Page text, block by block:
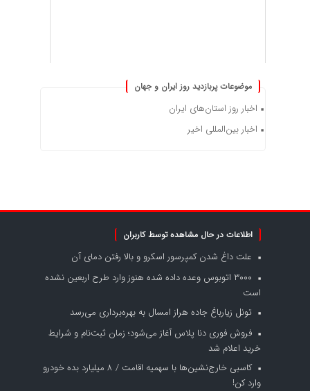
موضوعات پربازدید روز ایران و جهان
اخبار روز استان‌های ایران
اخبار بین‌المللی اخیر
اطلاعات در حال مشاهده توسط کاربران
علت داغ شدن کمپرسور اسکرو و بالا رفتن دمای آن
۳۰۰۰ اتوبوس وعده داده شده هنوز وارد طرح اربعین نشده
است
تونل زیارباغ جاده هراز امسال به بهره‌برداری می‌رسد
فروش فوری دنا پلاس آغاز می‌شود؛ زمان ثبت‌نام و شرایط
خرید اعلام شد
کاسبی خارج‌نشین‌ها با سهمیه اقامت / ۸ میلیارد بده خودرو
وارد کن!